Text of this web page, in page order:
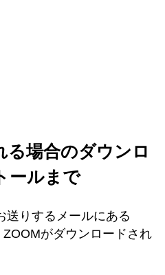
る場合のダウンロ
ールまで
送りするメールにある
がダウンロードされ